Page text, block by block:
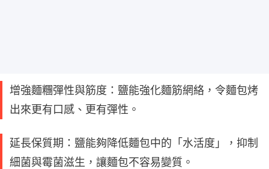
增強麵糰彈性與筋度：鹽能強化麵筋網絡，令麵包烤
出來更有口感、更有彈性。
延長保質期：鹽能夠降低麵包中的「水活度」，抑制
細菌與霉菌滋生，讓麵包不容易變質。